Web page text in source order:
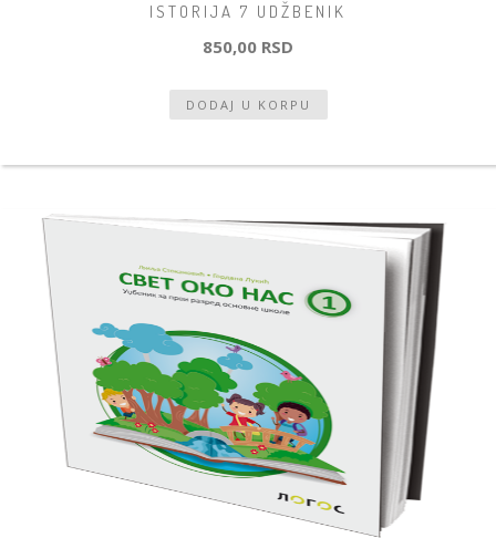
ISTORIJA 7 UDŽBENIK
850,00 RSD